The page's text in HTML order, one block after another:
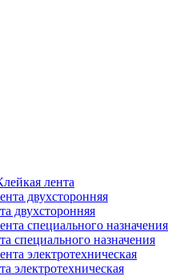
лента
двухсторонняя
специального назначения
электротехническая